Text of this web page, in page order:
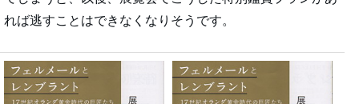
れば逃すことはできなくなりそうです。